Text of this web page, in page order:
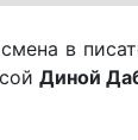
в
Диной